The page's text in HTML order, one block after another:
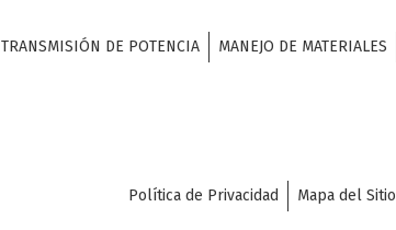
TRANSMISIÓN DE POTENCIA MANEJO DE MATERIALES
Política de Privacidad Mapa del Sitio